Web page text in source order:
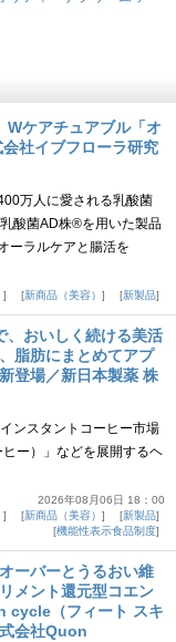
Wケアチュアブル「オ
社イブフローラ研究
万人に愛される乳酸菌
酸菌AD株®を用いた製品
ーラルケアと腸活を
新商品（美容） 新製品
、おいしく続ける美活
脂肪にまとめてアプ
登場／新日本製薬 株
ンスタントコーヒー市場
ー）」などを展開するヘ
2026年08月06日 18：00
新商品（美容）
新製品
機能性表示食品制度
ーバーとうるおい維
メント還元型コエン
cycle（フィート スキ
会社Quon